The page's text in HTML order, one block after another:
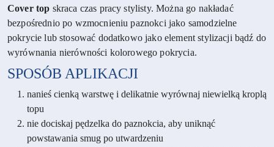
Cover top skraca czas pracy stylisty. Można go nakładać
bezpośrednio po wzmocnieniu paznokci jako samodzielne
pokrycie lub stosować dodatkowo jako element stylizacji bądź do
wyrównania nierówności kolorowego pokrycia.
SPOSÓB APLIKACJI
nanieś cienką warstwę i delikatnie wyrównaj niewielką kroplą
topu
nie dociskaj pędzelka do paznokcia, aby uniknąć
powstawania smug po utwardzeniu